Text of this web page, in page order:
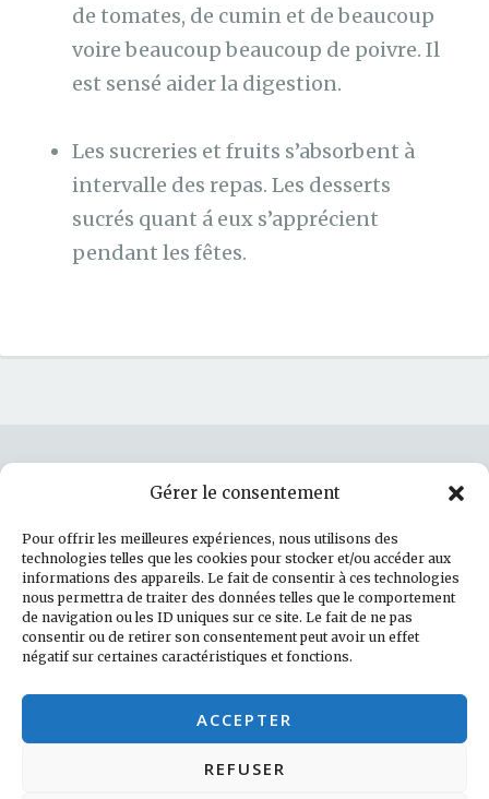
Gérer le consentement
Pour offrir les meilleures expériences, nous utilisons des
technologies telles que les cookies pour stocker et/ou accéder aux
informations des appareils. Le fait de consentir à ces technologies
nous permettra de traiter des données telles que le comportement
de navigation ou les ID uniques sur ce site. Le fait de ne pas
consentir ou de retirer son consentement peut avoir un effet
négatif sur certaines caractéristiques et fonctions.
ACCEPTER
REFUSER
de tomates, de cumin et de beaucoup
voire beaucoup beaucoup de poivre. Il
est sensé aider la digestion.
Les sucreries et fruits s’absorbent à
intervalle des repas. Les desserts
sucrés quant á eux s’apprécient
pendant les fêtes.
Politique de cookies (UE)